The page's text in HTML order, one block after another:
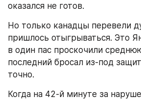
оказался не готов.
Но только канадцы перевели
пришлось отыгрываться. Это
в один пас проскочили
последний бросал из-под
точно.
Когда на 42-й минуте за